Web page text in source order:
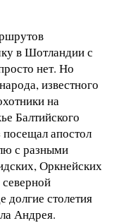
в Шотландии с
нет. Но
известного
на
Балтийского
апостол
с разными
Оркнейских
долгие столетия
Андрея.